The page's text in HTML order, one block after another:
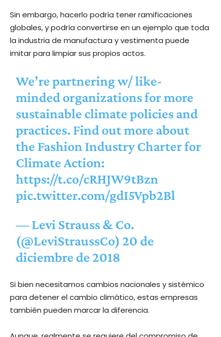
Sin embargo, hacerlo podría tener ramificaciones
globales, y podría convertirse en un ejemplo que toda
la industria de manufactura y vestimenta puede
imitar para limpiar sus propios actos.
We’re partnering w/ like-
minded organizations for more
sustainable climate policies and
practices. Find out more about
the Fashion Industry Charter for
Climate Action:
https://t.co/cRHJW9tBzn
pic.twitter.com/gdI5Vpb2Bl
— Levi Strauss & Co.
(@LeviStraussCo)20 de
diciembre de 2018
Si bien necesitamos cambios nacionales y sistémico
para detener el cambio climático, estas empresas
también pueden marcar la diferencia.